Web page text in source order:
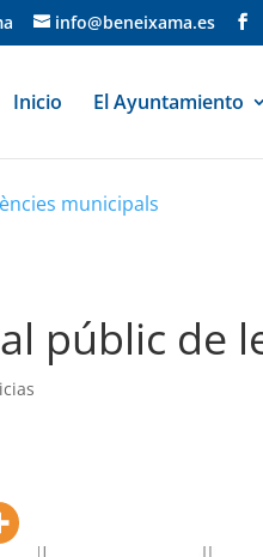
info@beneixama.es
Inicio El Ayuntamiento
municipals
públic de